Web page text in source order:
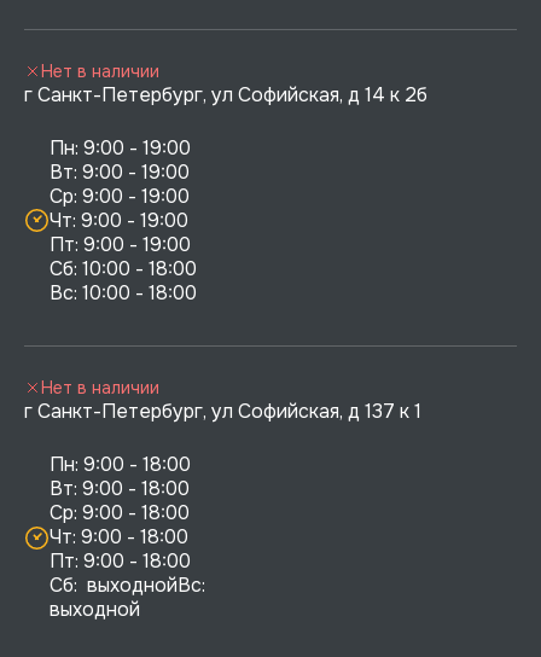
г Санкт-Петербург, ул Софийская, д 14 к 2б
Пн: 9:00 - 19:00
Вт: 9:00 - 19:00
Ср: 9:00 - 19:00
Чт: 9:00 - 19:00
Пт: 9:00 - 19:00
Сб: 10:00 - 18:00
Нет в наличии
г Санкт-Петербург, ул Софийская, д 137 к 1
Пн: 9:00 - 18:00
Вт: 9:00 - 18:00
Ср: 9:00 - 18:00
Чт: 9:00 - 18:00
Пт: 9:00 - 18:00
Сб:  выходнойВс:
выходной
Нет в наличии